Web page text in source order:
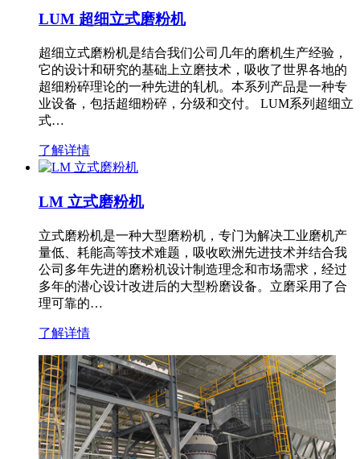
LUM 超细立式磨粉机
超细立式磨粉机是结合我们公司几年的磨机生产经验，
它的设计和研究的基础上立磨技术，吸收了世界各地的
超细粉碎理论的一种先进的轧机。本系列产品是一种专
业设备，包括超细粉碎，分级和交付。 LUM系列超细立
式…
了解详情
LM 立式磨粉机
立式磨粉机是一种大型磨粉机，专门为解决工业磨机产
量低、耗能高等技术难题，吸收欧洲先进技术并结合我
公司多年先进的磨粉机设计制造理念和市场需求，经过
多年的潜心设计改进后的大型粉磨设备。立磨采用了合
理可靠的…
了解详情